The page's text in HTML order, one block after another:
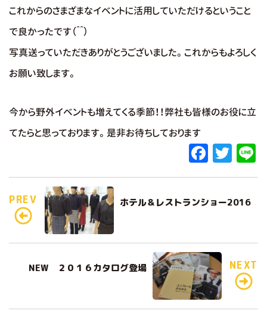
これからのさまざまなイベントに活用していただけるということ
で良かったです（＾＾）
写真送っていただきありがとうございました。これからもよろしく
お願い致します。
今から野外イベントも増えてくる季節！！弊社も皆様のお役に立
てたらと思っております。是非お待ちしております
F
a
e
o
o
k
T
w
te
n
PREV ホテル＆レストランショー2016
NEW ２０１６カタログ登場 NEXT